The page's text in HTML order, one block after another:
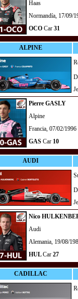
Haas
Normandía, 17/09/
OCO Car 31
ALPINE
Pierre GASLY
Alpine
Francia, 07/02/1996
GAS Car 10
AUDI
Nico
Audi
Alemania, 19/08/
HULCar 27
CADILLAC